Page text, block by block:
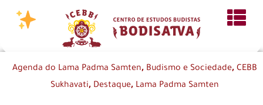
Agenda do Lama Padma Samten, Budismo e Sociedade, CEBB
Sukhavati, Destaque, Lama Padma Samten